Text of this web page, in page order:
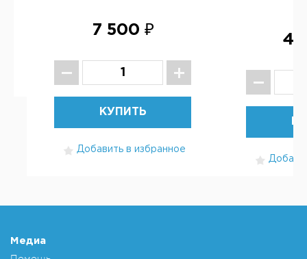
7 500 ₽
КУПИТЬ
Добавить в избранное
4
Медиа